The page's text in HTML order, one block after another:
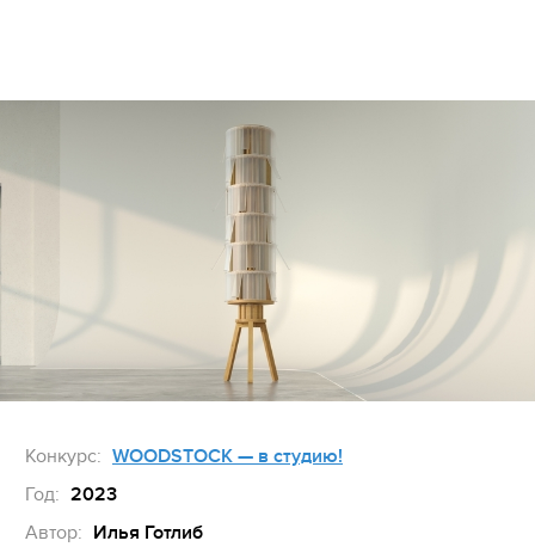
Конкурс: WOODSTOCK — в студию!
Год: 2023
Автор: Илья Готлиб